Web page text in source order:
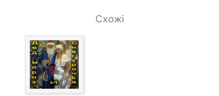
Схожі